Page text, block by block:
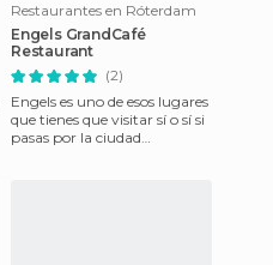
Restaurantes en Róterdam
Engels GrandCafé
Restaurant
(2)
Engels es uno de esos lugares
que tienes que visitar sí o sí si
pasas por la ciudad